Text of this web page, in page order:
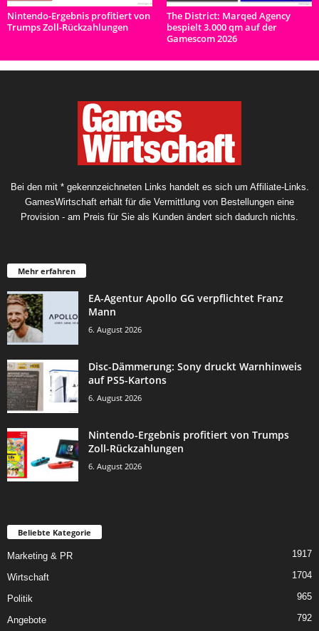
Nintendo-Ergebnis profitiert von
Trumps Zoll-Rückzahlungen
The District: Marqed Agency
bespielt 3.000 qm auf der
Gamescom 2026
Bei den mit * gekennzeichneten Links handelt es sich um Affiliate-Links.
GamesWirtschaft erhält für die Vermittlung von Bestellungen eine
Provision - am Preis für Sie als Kunden ändert sich dadurch nichts.
Mehr erfahren
EA-Agentur Apollo GG verpflichtet Franz
Mann
6. August 2026
Disc-Dämmerung: Sony druckt Warnhinweis
auf PS5-Kartons
6. August 2026
Nintendo-Ergebnis profitiert von Trumps
Zoll-Rückzahlungen
6. August 2026
Beliebte Kategorie
Marketing & PR 1917
Wirtschaft 1704
Politik 965
Angebote 792